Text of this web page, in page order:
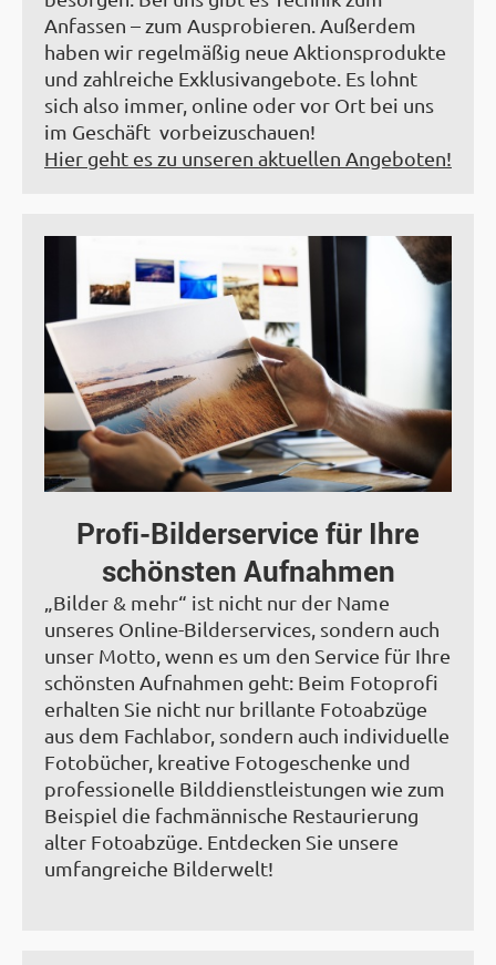
Anfassen – zum Ausprobieren. Außerdem
haben wir regelmäßig neue Aktionsprodukte
und zahlreiche Exklusivangebote. Es lohnt
sich also immer, online oder vor Ort bei uns
im Geschäft vorbeizuschauen!
Hier geht es zu unseren aktuellen Angeboten!
Profi-Bilderservice für Ihre
schönsten Aufnahmen
„Bilder & mehr“ ist nicht nur der Name
unseres Online-Bilderservices, sondern auch
unser Motto, wenn es um den Service für Ihre
schönsten Aufnahmen geht: Beim Fotoprofi
erhalten Sie nicht nur brillante Fotoabzüge
aus dem Fachlabor, sondern auch individuelle
Fotobücher, kreative Fotogeschenke und
professionelle Bild­dienst­leistungen wie zum
Beispiel die fachmännische Restaurierung
alter Fotoabzüge. Entdecken Sie unsere
umfangreiche Bilderwelt!